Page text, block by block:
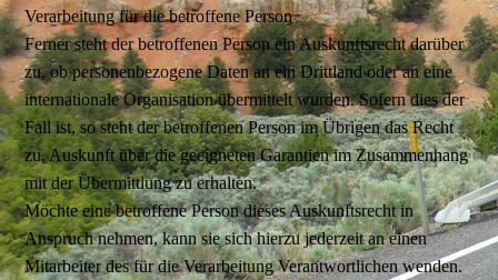
Verarbeitung für die betroffene Person
Ferner steht der betroffenen Person ein Auskunftsrecht darüber
zu, ob personenbezogene Daten an ein Drittland oder an eine
internationale Organisation übermittelt wurden. Sofern dies der
Fall ist, so steht der betroffenen Person im Übrigen das Recht
zu, Auskunft über die geeigneten Garantien im Zusammenhang
mit der Übermittlung zu erhalten.
Möchte eine betroffene Person dieses Auskunftsrecht in
Anspruch nehmen, kann sie sich hierzu jederzeit an einen
Mitarbeiter des für die Verarbeitung Verantwortlichen wenden.